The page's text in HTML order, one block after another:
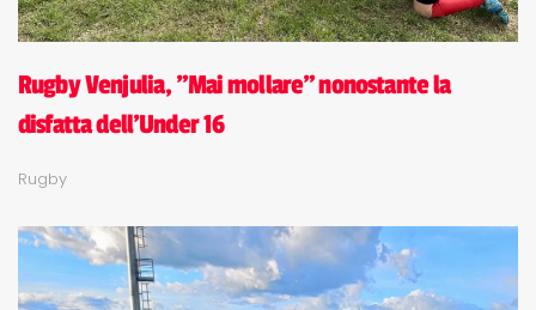
Rugby Venjulia, "Mai mollare" nonostante la
disfatta dell'Under 16
Rugby